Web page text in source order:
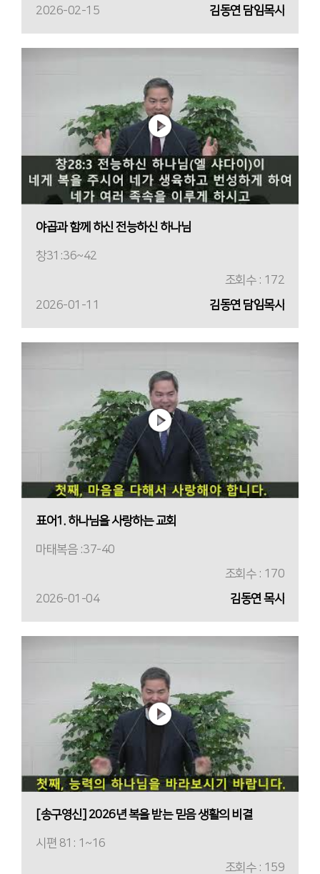
2026-02-15 김동연 담임목사
야곱과 함께 하신 전능하신 하나님
창31:36~42
조회수 : 172
2026-01-11
김동연 담임목사
표어1. 하나님을 사랑하는 교회
마태복음 :37-40
조회수 : 170
2026-01-04
김동연 목사
[송구영신] 2026년 복을 받는 믿음 생활의 비결
시편 81: 1~16
조회수 : 159